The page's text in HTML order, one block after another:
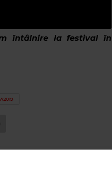
întâlnire la festival în